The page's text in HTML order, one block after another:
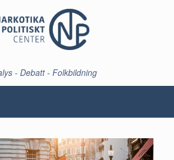
- Debatt - Folkbildning